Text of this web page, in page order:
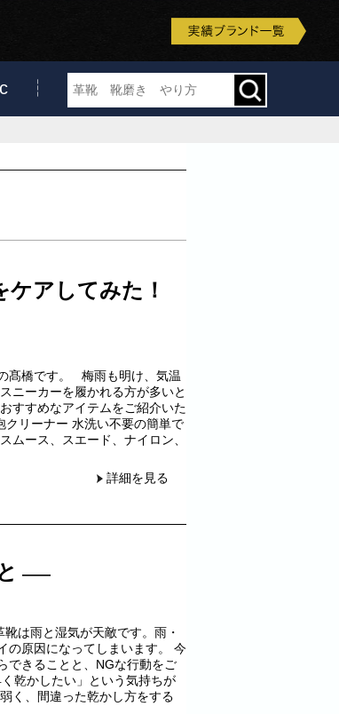
アしてみた！
髙橋です。 梅雨も明け、気温
ニーカーを履かれる方が多いと
すすめなアイテムをご紹介いた
リーナー 水洗い不要の簡単で
ムース、スエード、ナイロン、
詳細を見る
は雨と湿気が天敵です。雨・
の原因になってしまいます。 今
できることと、NGな行動をご
乾かしたい」という気持ちが
く、間違った乾かし方をする